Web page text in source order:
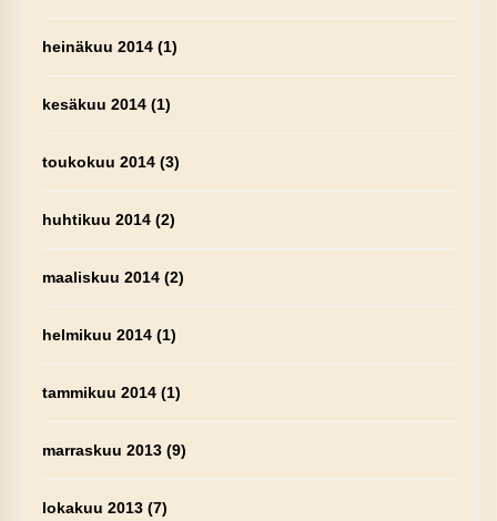
heinäkuu 2014(1)
kesäkuu 2014(1)
toukokuu 2014(3)
huhtikuu 2014(2)
maaliskuu 2014(2)
helmikuu 2014(1)
tammikuu 2014(1)
marraskuu 2013(9)
lokakuu 2013(7)